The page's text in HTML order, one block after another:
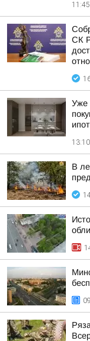
11:45
СК
Уже
13:10
В